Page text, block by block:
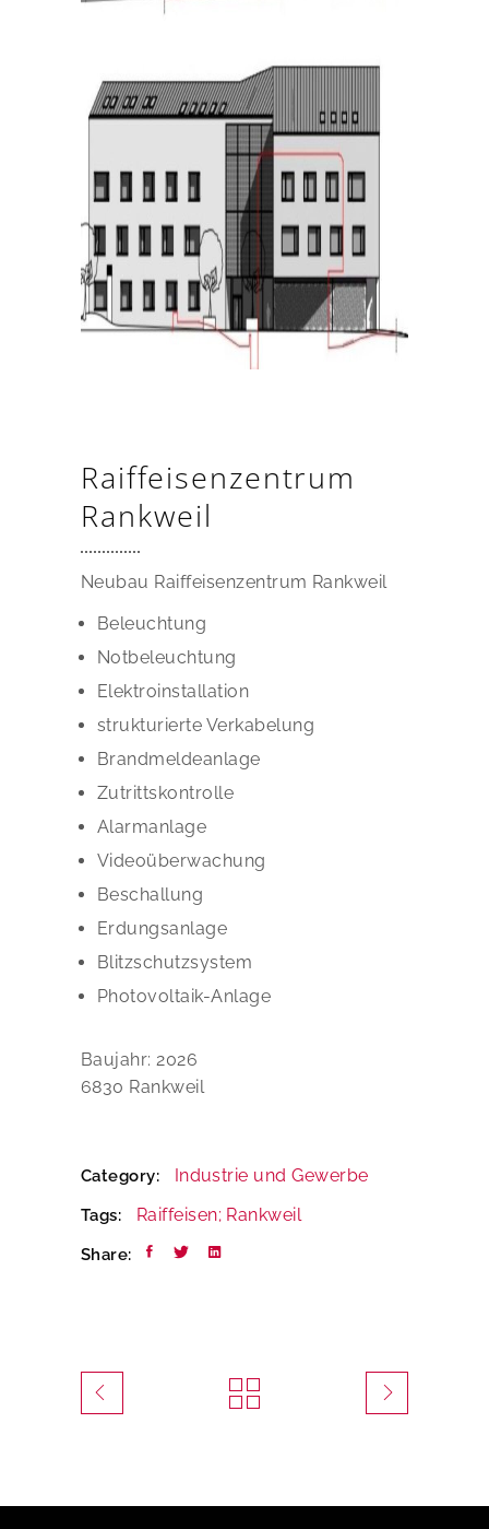
Raiffeisenzentrum
Rankweil
Neubau Raiffeisenzentrum Rankweil
Beleuchtung
Notbeleuchtung
Elektroinstallation
strukturierte Verkabelung
Brandmeldeanlage
Zutrittskontrolle
Alarmanlage
Videoüberwachung
Beschallung
Erdungsanlage
Blitzschutzsystem
Photovoltaik-Anlage
Baujahr: 2026
6830 Rankweil
Category: Industrie und Gewerbe
Tags: Raiffeisen; Rankweil
Share: